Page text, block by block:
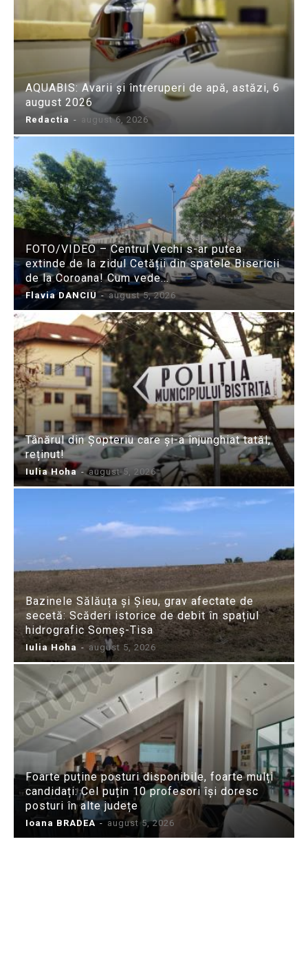
AQUABIS: Avarii și întreruperi de apă, astăzi, 6
august 2026
Redactia - august 6, 2026
FOTO/VIDEO – Centrul Vechi s-ar putea
extinde de la zidul Cetății din spatele Bisericii
de la Coroana! Cum vede...
Flavia DANCIU - august 5, 2026
Tânărul din Șopteriu care și-a înjunghiat tatăl,
reținut!
Iulia Hoha - august 5, 2026
Bazinele Sălăuța și Șieu, grav afectate de
secetă: Scăderi istorice de debit în spațiul
hidrografic Someș-Tisa
Iulia Hoha - august 5, 2026
Foarte puține posturi disponibile, foarte mulți
candidați: Cel puțin 10 profesori își doresc
posturi în alte județe
Ioana BRADEA - august 5, 2026